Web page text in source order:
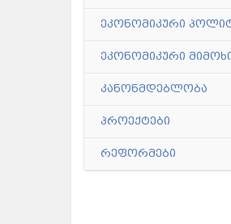
ეკონომიკური
ეკონომიკური
კანონმდებლობა
პროექტები
რეფორმები